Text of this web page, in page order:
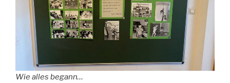
Wie alles begann…